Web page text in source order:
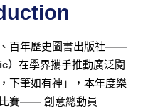
百年歷史圖書出版社——
在學界攜手推動廣泛閱
下筆如有神」，本年度樂
賽—— 創意總動員